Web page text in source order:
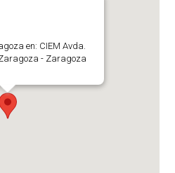
en: CIEM Avda.
- Zaragoza